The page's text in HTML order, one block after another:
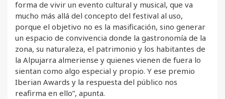
forma de vivir un evento cultural y musical, que va
mucho más allá del concepto del festival al uso,
porque el objetivo no es la masificación, sino generar
un espacio de convivencia donde la gastronomía de la
zona, su naturaleza, el patrimonio y los habitantes de
la Alpujarra almeriense y quienes vienen de fuera lo
sientan como algo especial y propio. Y ese premio
Iberian Awards y la respuesta del público nos
reafirma en ello”, apunta.